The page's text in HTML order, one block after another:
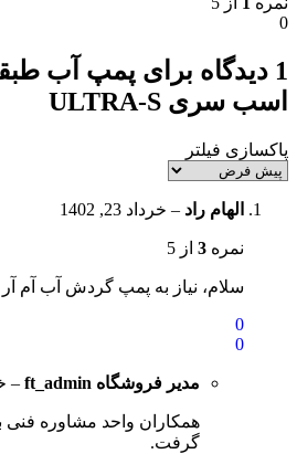
0
1 دیدگاه برای
اسب سری ULTRA-S
پاکسازی فیلتر
الهام راد – خرداد 23, 1402
نمره 3 از 5
سلام، نیاز به پمپ گردش آب آم آر
0
0
مدیر فروشگاه ft_admin
–
همکاران واحد مشاوره فنی
گرفت.